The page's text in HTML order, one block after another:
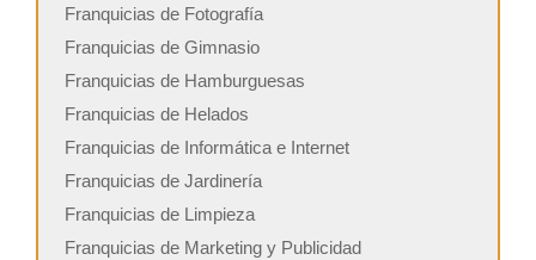
Franquicias de Fotografía
Franquicias de Gimnasio
Franquicias de Hamburguesas
Franquicias de Helados
Franquicias de Informática e Internet
Franquicias de Jardinería
Franquicias de Limpieza
Franquicias de Marketing y Publicidad